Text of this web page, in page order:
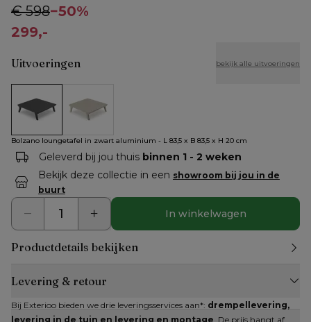
€ 598−50%
299,-
Uitvoeringen bekijk alle uitvoeringen
Bolzano loungetafel in zwart aluminium - L 83,5 x B 83,5 x H
Bolzano loungetafel in beige aluminium - L 83.5 x
Bolzano loungetafel in zwart aluminium - L 83,5 x B 83,5 x H 20 cm
Geleverd bij jou thuis binnen 1 - 2 weken
Bekijk deze collectie in een showroom bij jou in de
buurt
In winkelwagen
Productdetails bekijken
Levering & retour
Bij Exterioo bieden we drie leveringsservices aan*: drempellevering,
levering in de tuin en levering en montage. De prijs hangt af